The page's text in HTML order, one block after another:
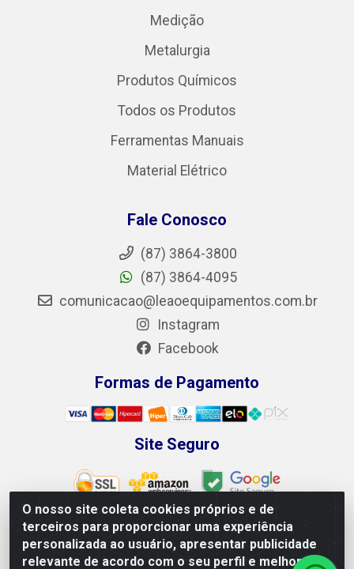
O nosso site coleta cookies próprios e de
terceiros para proporcionar uma experiência
personalizada ao usuário, apresentar publicidade
relevante de acordo com o seu perfil e melhorar a
Medição
Metalurgia
Produtos Químicos
Todos os Produtos
Ferramentas Manuais
Material Elétrico
Fale Conosco
(87) 3864-3800
(87) 3864-4095
comunicacao@leaoequipamentos.com.br
Instagram
Facebook
Formas de Pagamento
Site Seguro
Leão Equipamentos e Ferramentas LTDA - Rodovia BR